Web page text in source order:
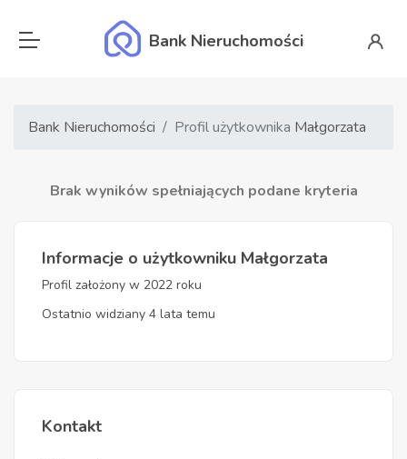
Bank Nieruchomości
Bank Nieruchomości Profil użytkownika Małgorzata
Brak wyników spełniających podane kryteria
Informacje o użytkowniku Małgorzata
Profil założony w 2022 roku
Ostatnio widziany 4 lata temu
Kontakt